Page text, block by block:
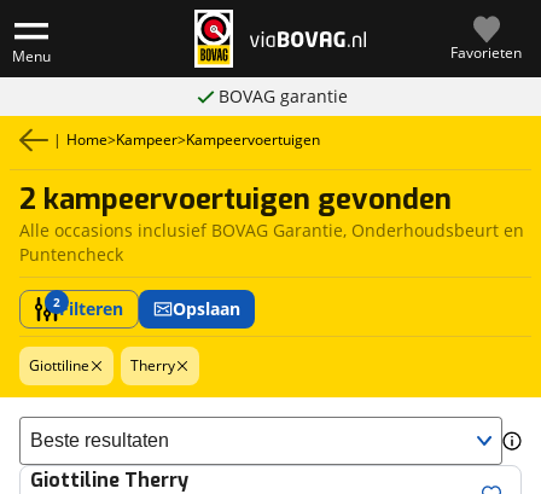
Menu Favorieten
BOVAG garantie
| Home>Kampeer>Kampeervoertuigen
2 kampeervoertuigen gevonden
Alle occasions inclusief BOVAG Garantie, Onderhoudsbeurt en
Puntencheck
2Filteren Opslaan
Giottiline Therry
Sorteer resultaten
Giottiline Therry